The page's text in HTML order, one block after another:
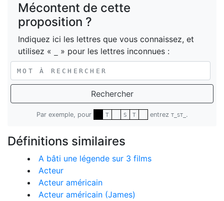
Mécontent de cette
proposition ?
Indiquez ici les lettres que vous connaissez, et
utilisez «
» pour les lettres inconnues :
Rechercher
Par exemple, pour T S T entrez T_ST_ .
Définitions similaires
A bâti une légende sur 3 films
Acteur
Acteur américain
Acteur américain (James)